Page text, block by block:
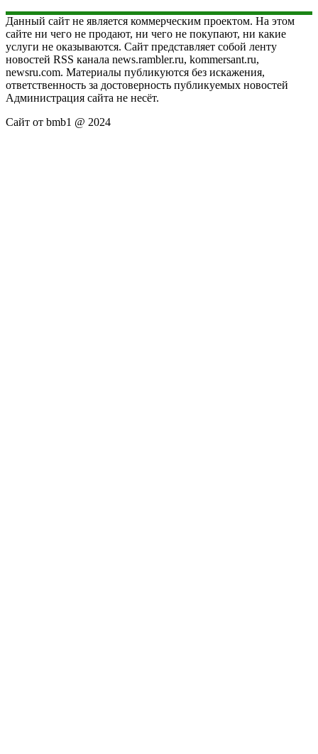
Данный сайт не является коммерческим проектом. На этом
сайте ни чего не продают, ни чего не покупают, ни какие
услуги не оказываются. Сайт представляет собой ленту
новостей RSS канала news.rambler.ru, kommersant.ru,
newsru.com. Материалы публикуются без искажения,
ответственность за достоверность публикуемых новостей
Администрация сайта не несёт.
Сайт от bmb1 @ 2024